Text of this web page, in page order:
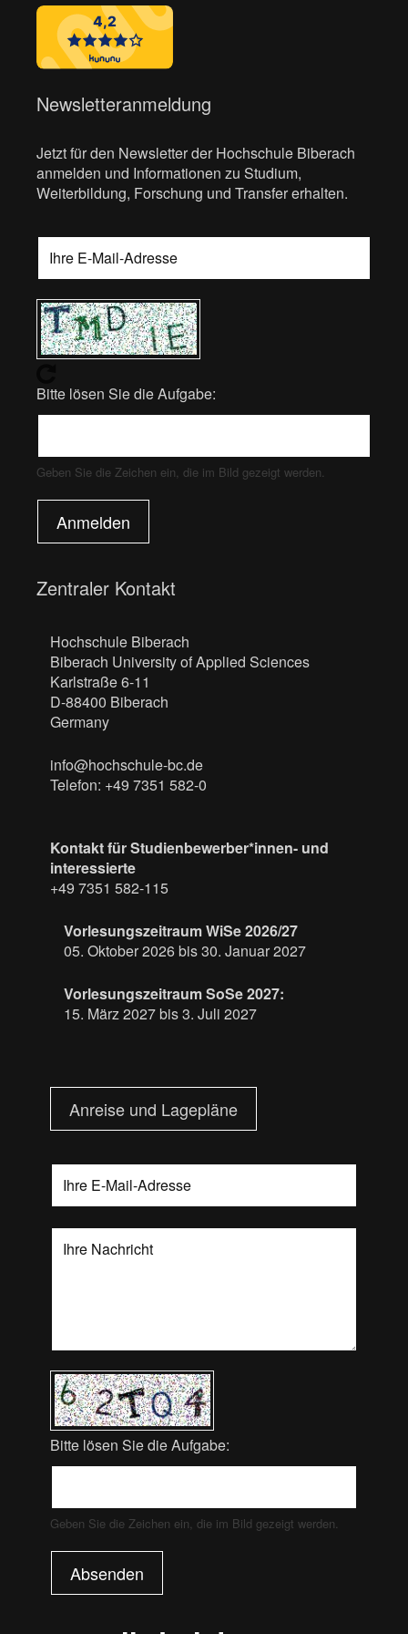
Newsletteranmeldung
Jetzt für den Newsletter der Hochschule Biberach
anmelden und Informationen zu Studium,
Weiterbildung, Forschung und Transfer erhalten.
Bitte lösen Sie die Aufgabe:
Geben Sie die Zeichen ein, die im Bild gezeigt werden.
Anmelden
Zentraler Kontakt
Hochschule Biberach
Biberach University of Applied Sciences
Karlstraße 6-11
D-88400 Biberach
Germany
info@hochschule-bc.de
Telefon: +49 7351 582-0
Kontakt für Studienbewerber*innen- und
interessierte
+49 7351 582-115
Vorlesungszeitraum WiSe 2026/27
05. Oktober 2026 bis 30. Januar 2027
Vorlesungszeitraum SoSe 2027:
15. März 2027 bis 3. Juli 2027
Anreise und Lagepläne
Bitte lösen Sie die Aufgabe:
Geben Sie die Zeichen ein, die im Bild gezeigt werden.
Absenden